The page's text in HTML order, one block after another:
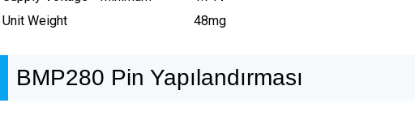
Unit Weight
48mg
BMP280 Pin Yapılandırması